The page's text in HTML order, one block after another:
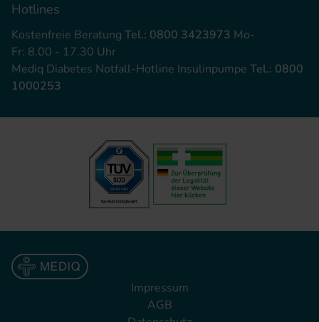
Hotlines
Kostenfreie Beratung Tel.: 0800 3423973 Mo-
Fr: 8.00 - 17.30 Uhr
Mediq Diabetes Notfall-Hotline Insulinpumpe Tel.: 0800
1000253
Impressum
AGB